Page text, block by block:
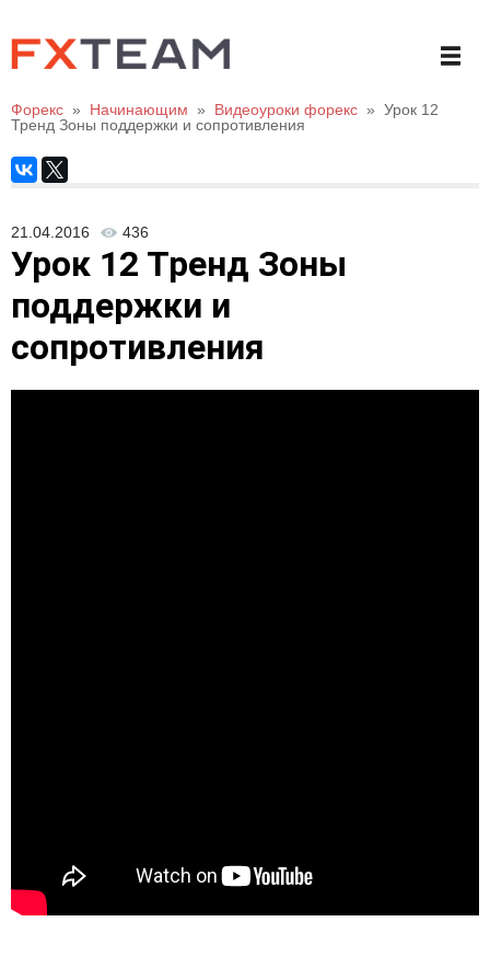
Форекс » Начинающим » Видеоуроки форекс » Урок 12
Тренд Зоны поддержки и сопротивления
21.04.2016 436
Урок 12 Тренд Зоны
поддержки и
сопротивления